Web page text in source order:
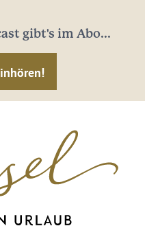
gibt's im Abo...